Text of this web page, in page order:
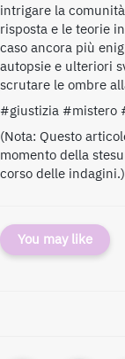
intrigare la
risposta e le teorie
caso ancora più
autopsie e ulteriori
scrutare le ombre
#giustizia #mistero
(Nota: Questo
momento della
corso delle indagini.)
You may like